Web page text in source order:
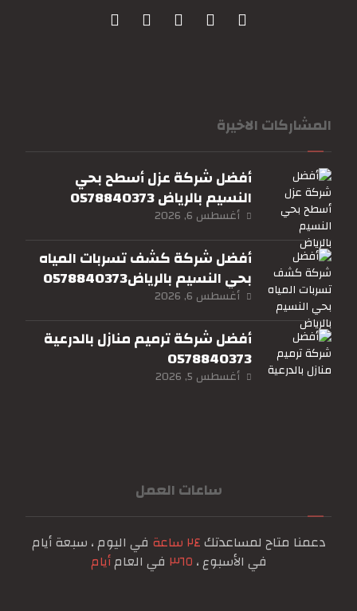
المشاركات الاخيرة
أفضل شركة عزل أسطح بحي
النسيم بالرياض 0578840373
أغسطس 6, 2026
أفضل شركة كشف تسربات المياه
بحي النسيم بالرياض0578840373
أغسطس 6, 2026
أفضل شركة ترميم منازل بالدرعية
0578840373
أغسطس 5, 2026
ساعات العمل
دعمنا متاح لمساعدتك٢٤ ساعة
في اليوم ، سبعة أيام
في الأسبوع ، ٣٦٥ في العامأيام